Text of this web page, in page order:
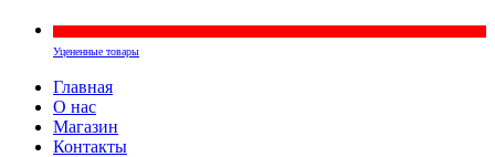
Уцененные товары
Главная
О нас
Магазин
Контакты